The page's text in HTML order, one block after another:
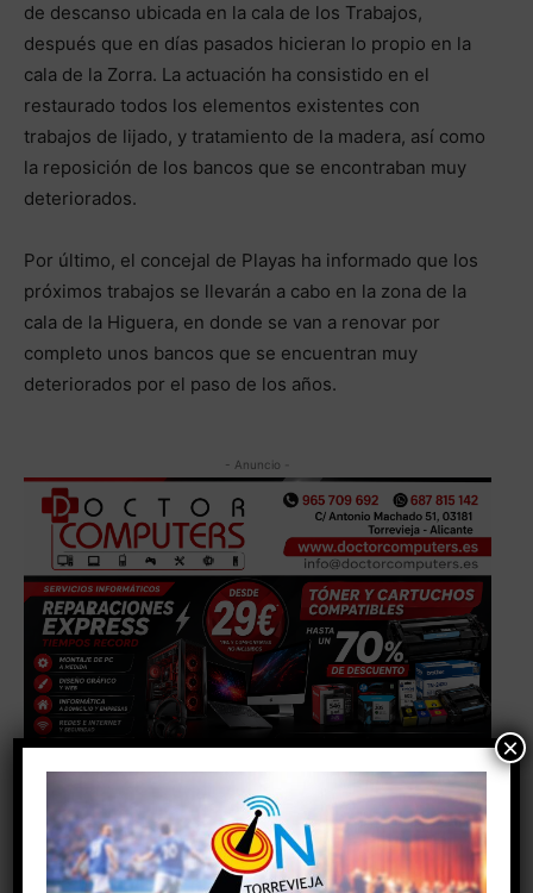
de descanso ubicada en la cala de los Trabajos,
después que en días pasados hicieran lo propio en la
cala de la Zorra. La actuación ha consistido en el
restaurado todos los elementos existentes con
trabajos de lijado, y tratamiento de la madera, así como
la reposición de los bancos que se encontraban muy
deteriorados.
Por último, el concejal de Playas ha informado que los
próximos trabajos se llevarán a cabo en la zona de la
cala de la Higuera, en donde se van a renovar por
completo unos bancos que se encuentran muy
deteriorados por el paso de los años.
- Anuncio -
×